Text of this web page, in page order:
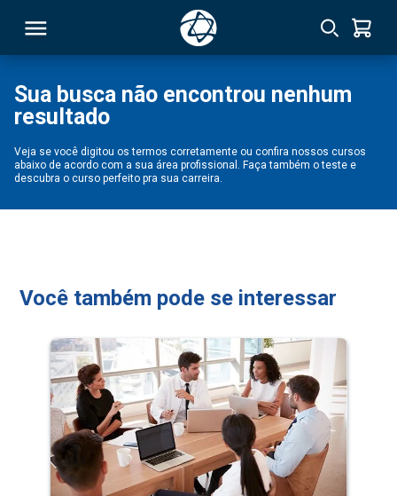
Sua busca não encontrou nenhum
resultado
Veja se você digitou os termos corretamente ou confira nossos cursos
abaixo de acordo com a sua área profissional. Faça também o teste e
descubra o curso perfeito pra sua carreira.
Você também pode se interessar